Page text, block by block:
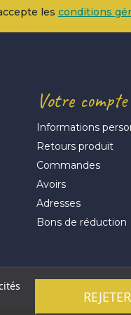
les conditions
Votre compte
Informations
Retours produit
Commandes
Avoirs
Adresses
Bons de réduction